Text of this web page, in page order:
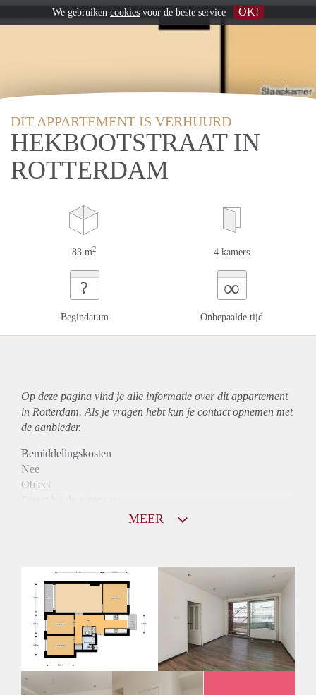
DIT APPARTEMENT IS VERHUURD
HEKBOOTSTRAAT IN
ROTTERDAM
83 m2 4 kamers
?
Begindatum
∞
Onbepaalde tijd
Op deze pagina vind je alle informatie over ditappartement
in Rotterdam. Als je vragen hebt kun je contact opnemen met
de aanbieder.
Bemiddelingskosten
Nee
Object
Huurtoeslag
Inkomen eis
3,3 X Maandhuur Bruto
Huurtermijn
Onbepaalde termijn
Oplevering
Kaal
MEER
We gebruiken cookies voor de beste service OK!